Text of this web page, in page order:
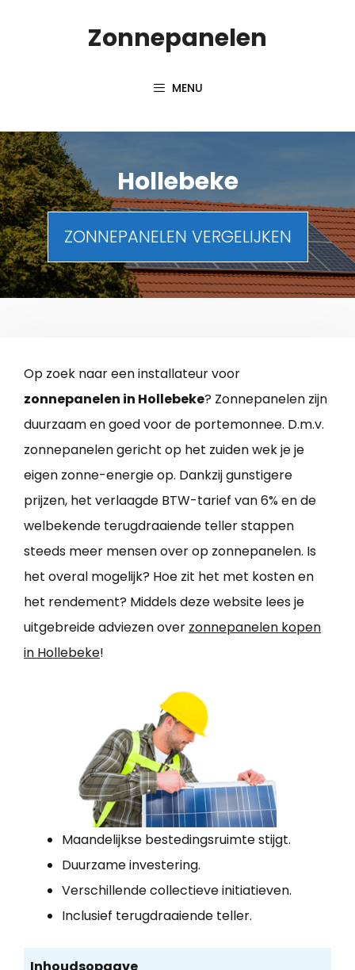
Zonnepanelen
MENU
Hollebeke
ZONNEPANELEN VERGELIJKEN
Op zoek naar een installateur voor
zonnepanelen in Hollebeke? Zonnepanelen zijn
duurzaam en goed voor de portemonnee. D.m.v.
zonnepanelen gericht op het zuiden wek je je
eigen zonne-energie op. Dankzij gunstigere
prijzen, het verlaagde BTW-tarief van 6% en de
welbekende terugdraaiende teller stappen
steeds meer mensen over op zonnepanelen. Is
het overal mogelijk? Hoe zit het met kosten en
het rendement? Middels deze website lees je
uitgebreide adviezen over zonnepanelen kopen
in Hollebeke!
Maandelijkse bestedingsruimte stijgt.
Duurzame investering.
Verschillende collectieve initiatieven.
Inclusief terugdraaiende teller.
Inhoudsopgave